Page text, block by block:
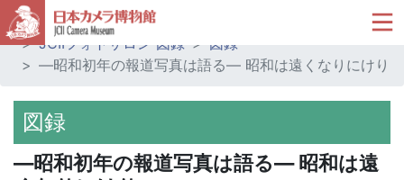
ホーム
ミュージアムショップ
JCIIフォトサロン 図録
図録
―昭和初年の報道写真は語る― 昭和は遠くなりにけり
図録
―昭和初年の報道写真は語る― 昭和は遠